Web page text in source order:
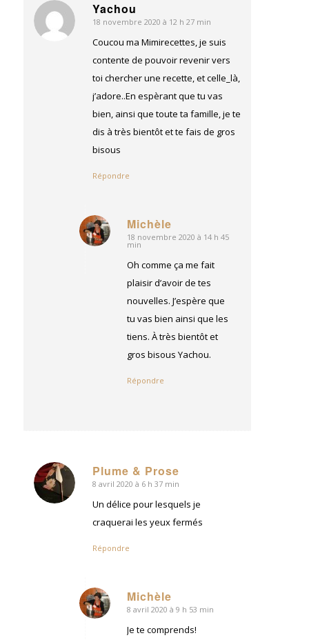
Yachou
dit
:
18 novembre 2020 à 12 h 27 min
Coucou ma Mimirecettes, je suis
contente de pouvoir revenir vers
toi chercher une recette, et celle_là,
j’adore..En espèrant que tu vas
bien, ainsi que toute ta famille, je te
dis à très bientôt et te fais de gros
bisous
Répondre
Michèle
dit
18 novembre 2020 à 14 h 45
min
Oh comme ça me fait
plaisir d’avoir de tes
nouvelles. J’espère que
tu vas bien ainsi que les
tiens. À très bientôt et
gros bisous Yachou.
Répondre
Plume & Prose
dit
:
8 avril 2020 à 6 h 37 min
Un délice pour lesquels je
craquerai les yeux fermés
Répondre
Michèle
dit
8 avril 2020 à 9 h 53 min
Je te comprends!